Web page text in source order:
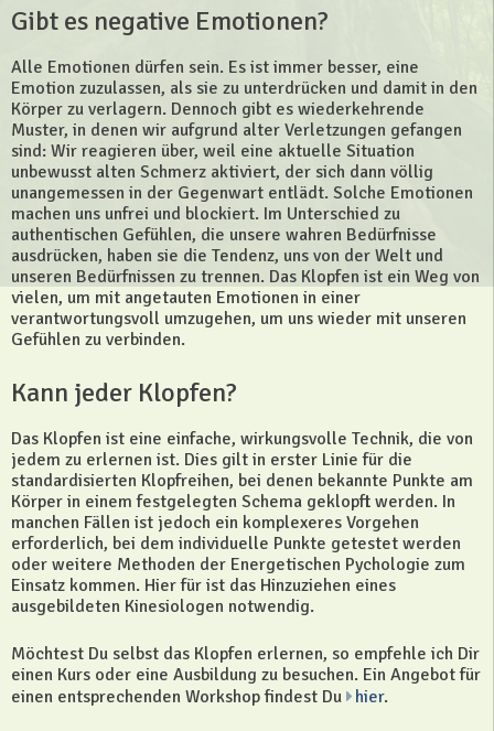
Gibt es negative Emotionen?
Alle Emotionen dürfen sein. Es ist immer besser, eine
Emotion zuzulassen, als sie zu unterdrücken und damit in den
Körper zu verlagern. Dennoch gibt es wiederkehrende
Muster, in denen wir aufgrund alter Verletzungen gefangen
sind: Wir reagieren über, weil eine aktuelle Situation
unbewusst alten Schmerz aktiviert, der sich dann völlig
unangemessen in der Gegenwart entlädt. Solche Emotionen
machen uns unfrei und blockiert. Im Unterschied zu
authentischen Gefühlen, die unsere wahren Bedürfnisse
ausdrücken, haben sie die Tendenz, uns von der Welt und
unseren Bedürfnissen zu trennen. Das Klopfen ist ein Weg von
vielen, um mit angetauten Emotionen in einer
verantwortungsvoll umzugehen, um uns wieder mit unseren
Gefühlen zu verbinden.
Kann jeder Klopfen?
Das Klopfen ist eine einfache, wirkungsvolle Technik, die von
jedem zu erlernen ist. Dies gilt in erster Linie für die
standardisierten Klopfreihen, bei denen bekannte Punkte am
Körper in einem festgelegten Schema geklopft werden. In
manchen Fällen ist jedoch ein komplexeres Vorgehen
erforderlich, bei dem individuelle Punkte getestet werden
oder weitere Methoden der Energetischen Pychologie zum
Einsatz kommen. Hier für ist das Hinzuziehen eines
ausgebildeten Kinesiologen notwendig.
Möchtest Du selbst das Klopfen erlernen, so empfehle ich Dir
einen Kurs oder eine Ausbildung zu besuchen. Ein Angebot für
einen entsprechenden Workshop findest Du
hier.